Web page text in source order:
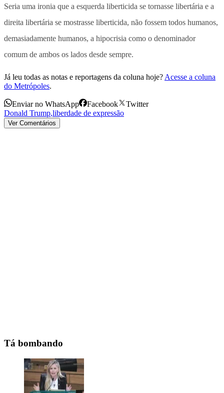
Seria uma ironia que a esquerda liberticida se tornasse libertária e a
direita libertária se mostrasse liberticida, não fossem todos humanos,
demasiadamente humanos, a hipocrisia como o denominador
comum de ambos os lados desde sempre.
Já leu todas as notas e reportagens da coluna hoje? Acesse a coluna
do Metrópoles.
Enviar no WhatsApp Facebook
Twitter
Donald Trump,liberdade de expressão
Ver Comentários
Tá bombando